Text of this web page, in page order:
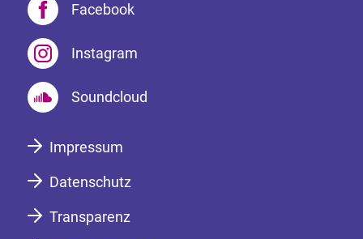
Facebook
Instagram
Soundcloud
Impressum
Datenschutz
Transparenz